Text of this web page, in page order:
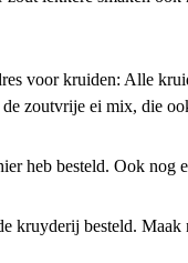
voor kruiden: Alle
zoutvrije ei mix, die
heb besteld. Ook nog
kruyderij besteld. Maak